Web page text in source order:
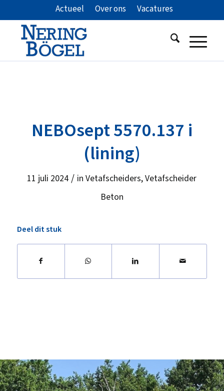
Actueel Over ons Vacatures
NEBOsept 5570.137 i
(lining)
11 juli 2024 / inVetafscheiders,Vetafscheider
Beton
Deel dit stuk